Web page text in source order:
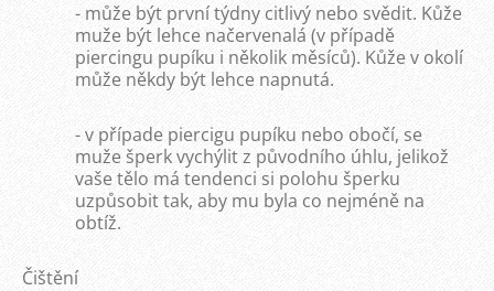
- může být první týdny citlivý nebo svědit. Kůže
muže být lehce načervenalá (v případě
piercingu pupíku i několik měsíců). Kůže v okolí
může někdy být lehce napnutá.
- v případe piercigu pupíku nebo obočí, se
muže šperk vychýlit z původního úhlu, jelikož
vaše tělo má tendenci si polohu šperku
uzpůsobit tak, aby mu byla co nejméně na
obtíž.
Čištění